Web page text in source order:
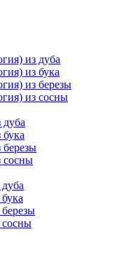
из дуба
из бука
из березы
из сосны
сосны